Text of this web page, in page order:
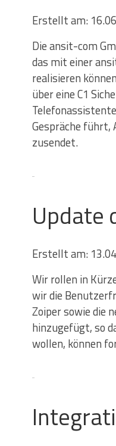
Erstellt am:
Die ansit-com
das mit einer
realisieren
über eine C1
Gespräche führt,
zusendet.
Update
Erstellt am:
Wir rollen in
wir die
Zoiper sowie die
hinzugefügt, so
wollen, können